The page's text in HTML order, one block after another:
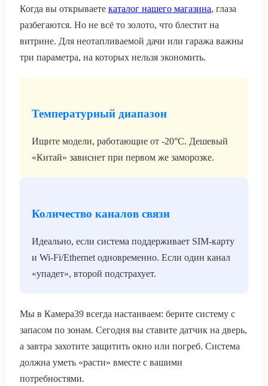
Когда вы открываете каталог нашего магазина, глаза
разбегаются. Но не всё то золото, что блестит на
витрине. Для неотапливаемой дачи или гаража важны
три параметра, на которых нельзя экономить.
Температурный диапазон
Ищите модели, работающие от -20°C. Дешевый
«Китай» зависнет при первом же заморозке.
Количество каналов связи
Идеально, если система поддерживает SIM-карту
и Wi-Fi/Ethernet одновременно. Если один канал
«упадет», второй подстрахует.
Мы в Камера39 всегда настаиваем: берите систему с
запасом по зонам. Сегодня вы ставите датчик на дверь,
а завтра захотите защитить окно или погреб. Система
должна уметь «расти» вместе с вашими
потребностями.